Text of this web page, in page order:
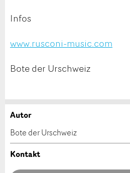
Infos
www.rusconi-music.com
Bote der Urschweiz
Anzeige
Ihr Feedback wird sehr
Anzeige
Empfehlen Sie diese
Autor
Bote der Urschweiz
Kontakt